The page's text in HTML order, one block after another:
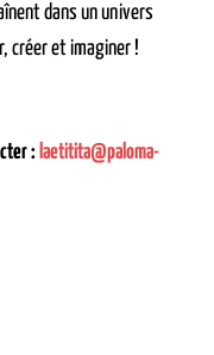
dans un univers
créer et imaginer !
: laetitita@paloma-